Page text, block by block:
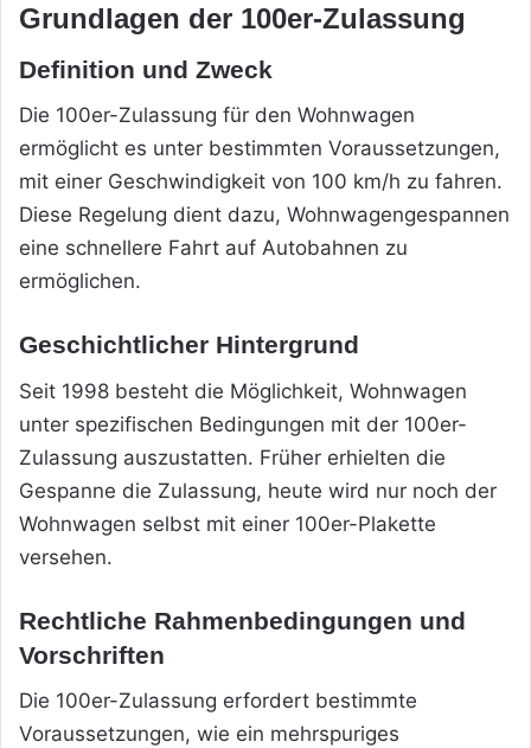
Grundlagen der 100er-Zulassung
Definition und Zweck
Die 100er-Zulassung für den Wohnwagen
ermöglicht es unter bestimmten Voraussetzungen,
mit einer Geschwindigkeit von 100 km/h zu fahren.
Diese Regelung dient dazu, Wohnwagengespannen
eine schnellere Fahrt auf Autobahnen zu
ermöglichen.
Geschichtlicher Hintergrund
Seit 1998 besteht die Möglichkeit, Wohnwagen
unter spezifischen Bedingungen mit der 100er-
Zulassung auszustatten. Früher erhielten die
Gespanne die Zulassung, heute wird nur noch der
Wohnwagen selbst mit einer 100er-Plakette
versehen.
Rechtliche Rahmenbedingungen und
Vorschriften
Die 100er-Zulassung erfordert bestimmte
Voraussetzungen, wie ein mehrspuriges